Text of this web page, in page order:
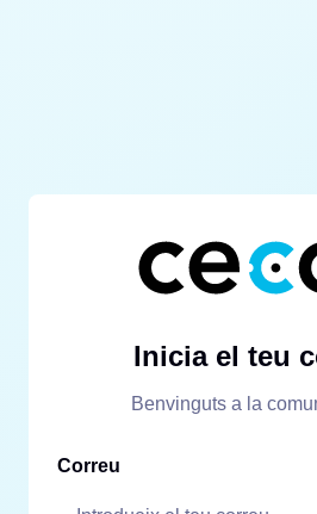
Inicia el teu
Benvinguts a la
Correu